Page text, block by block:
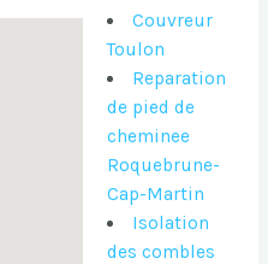
Couvreur
Toulon
Reparation
de pied de
cheminee
Roquebrune-
Cap-Martin
Isolation
des combles